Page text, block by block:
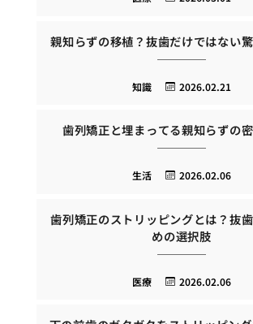
親知らずの移植？抜歯だけではない
2026.02.21
知識
歯列矯正と埋まってる親知らずの
2026.02.06
生活
歯列矯正のストリッピングとは？抜
めの選択肢
2026.02.06
医療